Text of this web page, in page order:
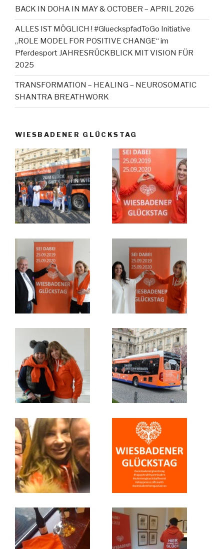
BACK IN DOHA IN MAY & OCTOBER – APRIL 2026
ALLES IST MÖGLICH ! #GlueckspfadToGo Initiative
„ROLE MODEL FOR POSITIVE CHANGE“ im
Pferdesport JAHRESRÜCKBLICK MIT VISION FÜR
2025
TRANSFORMATION – HEALING – NEUROSOMATIC
SHANTRA BREATHWORK
WIESBADENER GLÜCKSTAG